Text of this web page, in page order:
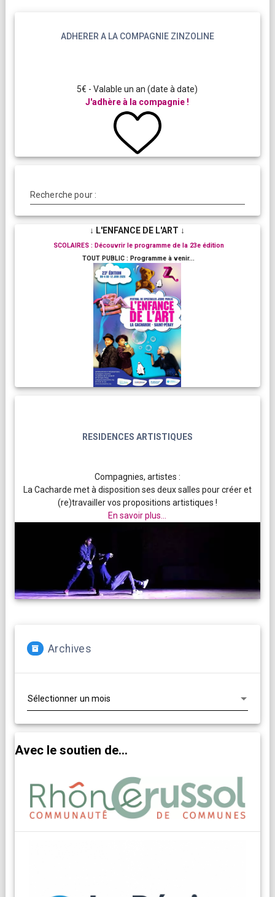
ADHERER A LA COMPAGNIE ZINZOLINE
5€ - Valable un an (date à date)
J'adhère à la compagnie !
Recherche pour :
↓ L'ENFANCE DE L'ART ↓
SCOLAIRES : Découvrir le programme de la 23e édition
TOUT PUBLIC : Programme à venir...
RESIDENCES ARTISTIQUES
Compagnies, artistes :
La Cacharde met à disposition ses deux salles pour créer et
(re)travailler vos propositions artistiques !
En savoir plus...
Archives
Avec le soutien de...